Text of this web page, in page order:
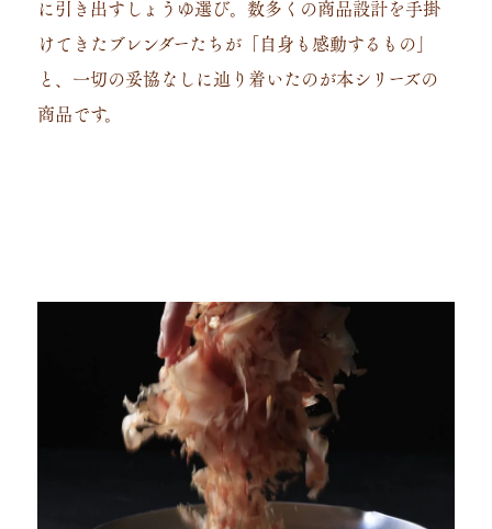
に引き出すしょうゆ選び。数多くの商品設計を手掛
けてきたブレンダーたちが「自身も感動するもの」
と、一切の妥協なしに辿り着いたのが本シリーズの
商品です。